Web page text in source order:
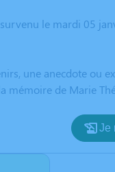
le mardi 05
une anecdote ou
de Marie
Je